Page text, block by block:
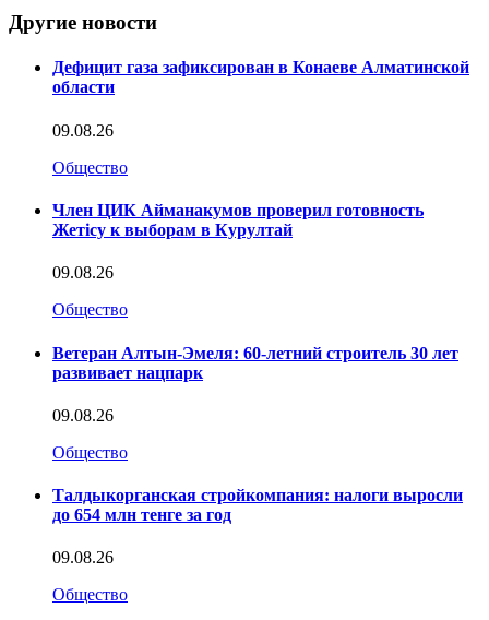
Другие новости
Дефицит газа зафиксирован в Конаеве Алматинской
области
09.08.26
Общество
Член ЦИК Айманакумов проверил готовность
Жетісу к выборам в Курултай
09.08.26
Общество
Ветеран Алтын-Эмеля: 60-летний строитель 30 лет
развивает нацпарк
09.08.26
Общество
Талдыкорганская стройкомпания: налоги выросли
до 654 млн тенге за год
09.08.26
Общество